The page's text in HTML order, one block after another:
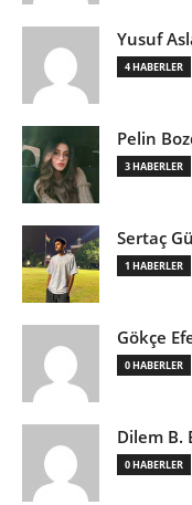
Yusuf
4 HABERLER
Pelin
3 HABERLER
Sertaç
1 HABERLER
Gökçe
0 HABERLER
Dilem B.
0 HABERLER